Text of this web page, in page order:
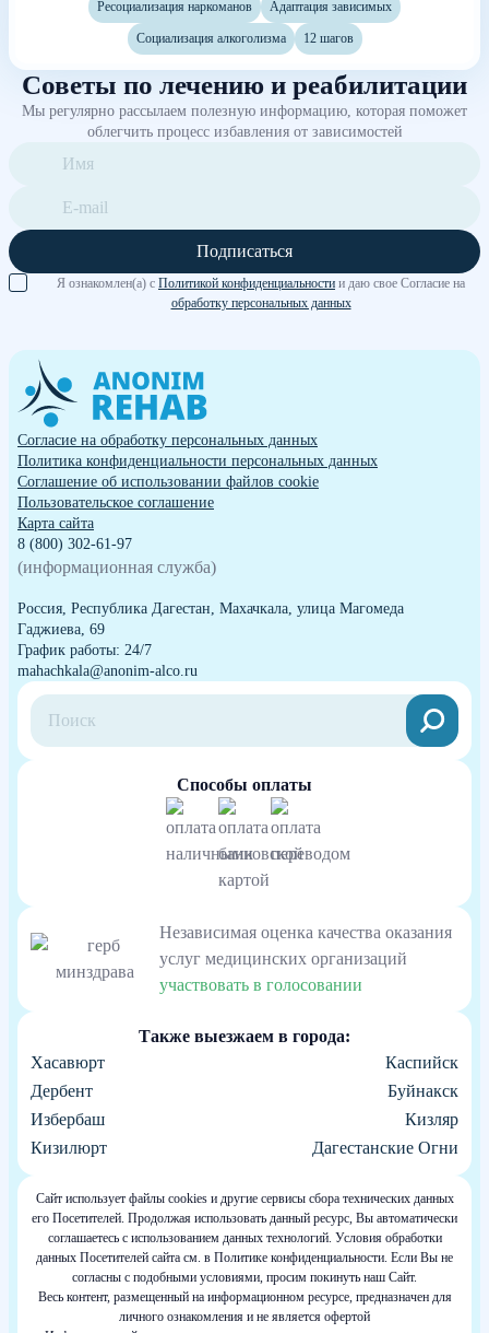
Ресоциализация наркоманов Адаптация зависимых
Социализация алкоголизма 12 шагов
Советы по лечению и реабилитации
Мы регулярно рассылаем полезную информацию, которая поможет
облегчить процесс избавления от зависимостей
Подписаться
Я ознакомлен(а) с Политикой конфиденциальности и даю свое Согласие на
обработку персональных данных
Согласие на обработку персональных данных
Политика конфиденциальности персональных данных
Cоглашение об использовании файлов cookie
Пользовательское соглашение
Карта сайта
8 (800) 302-61-97
(информационная служба)
Россия, Республика Дагестан, Махачкала, улица Магомеда
Гаджиева, 69
График работы: 24/7
mahachkala@anonim-alco.ru
Способы оплаты
Независимая оценка качества оказания
услуг медицинских организаций
участвовать в голосовании
Также выезжаем в города:
Хасавюрт
Каспийск
Дербент
Буйнакск
Избербаш
Кизляр
Кизилюрт
Дагестанские Огни
Сайт использует файлы cookies и другие сервисы сбора технических данных
его Посетителей. Продолжая использовать данный ресурс, Вы автоматически
соглашаетесь с использованием данных технологий. Условия обработки
данных Посетителей сайта см. в Политике конфиденциальности. Если Вы не
согласны с подобными условиями, просим покинуть наш Сайт.
Весь контент, размещенный на информационном ресурсе, предназначен для
личного ознакомления и не является офертой